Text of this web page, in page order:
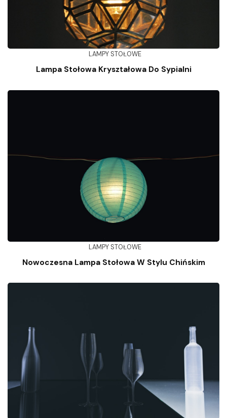
LAMPY STOŁOWE
Lampa Stołowa Kryształowa Do Sypialni
LAMPY STOŁOWE
Nowoczesna Lampa Stołowa W Stylu Chińskim